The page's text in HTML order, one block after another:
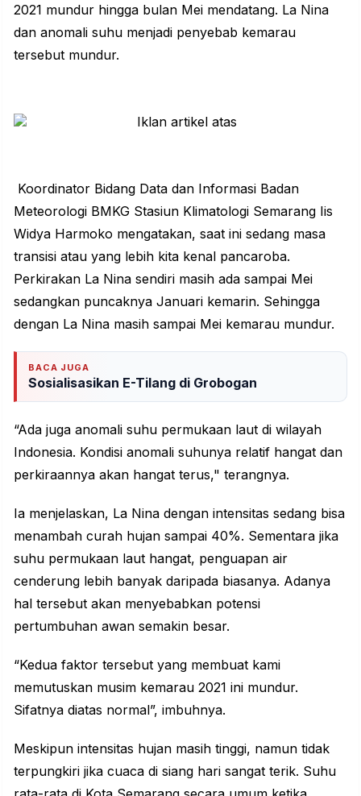
2021 mundur hingga bulan Mei mendatang. La Nina
dan anomali suhu menjadi penyebab kemarau
tersebut mundur.
Koordinator Bidang Data dan Informasi Badan
Meteorologi BMKG Stasiun Klimatologi Semarang Iis
Widya Harmoko mengatakan, saat ini sedang masa
transisi atau yang lebih kita kenal pancaroba.
Perkirakan La Nina sendiri masih ada sampai Mei
sedangkan puncaknya Januari kemarin. Sehingga
dengan La Nina masih sampai Mei kemarau mundur.
BACA JUGA
Sosialisasikan E-Tilang di Grobogan
“Ada juga anomali suhu permukaan laut di wilayah
Indonesia. Kondisi anomali suhunya relatif hangat dan
perkiraannya akan hangat terus," terangnya.
Ia menjelaskan, La Nina dengan intensitas sedang bisa
menambah curah hujan sampai 40%. Sementara jika
suhu permukaan laut hangat, penguapan air
cenderung lebih banyak daripada biasanya. Adanya
hal tersebut akan menyebabkan potensi
pertumbuhan awan semakin besar.
“Kedua faktor tersebut yang membuat kami
memutuskan musim kemarau 2021 ini mundur.
Sifatnya diatas normal”, imbuhnya.
Meskipun intensitas hujan masih tinggi, namun tidak
terpungkiri jika cuaca di siang hari sangat terik. Suhu